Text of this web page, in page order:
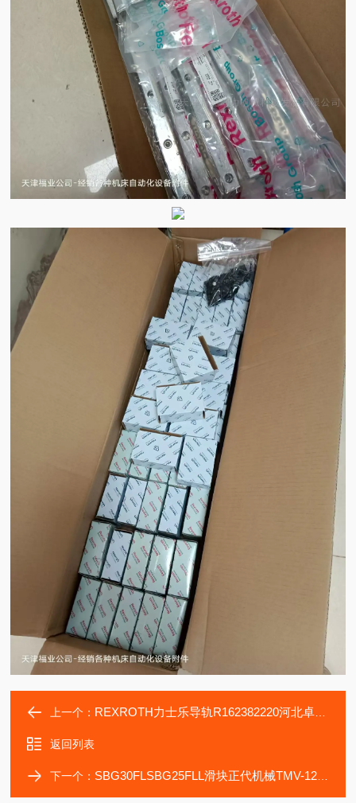
上一个： REXROTH力士乐导轨R162382220河北卓工机械设备轴承滑块
返回列表
下一个： SBG30FLSBG25FLL滑块正代机械TMV-1272加工中机导轨